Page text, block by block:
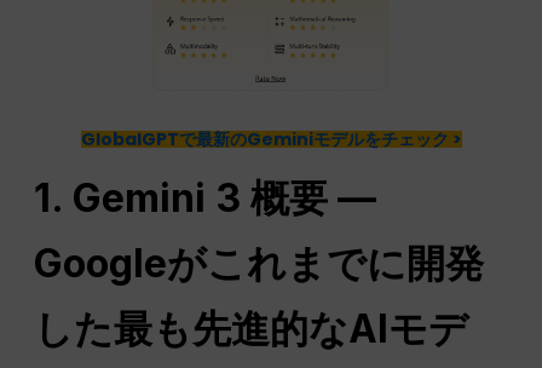
GlobalGPTで最新のGeminiモデルをチェック >
1. Gemini 3 概要 —
Googleがこれまでに開発
した最も先進的なAIモデ